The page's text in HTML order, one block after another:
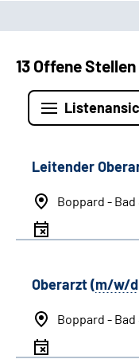
13 Offene Stellen
Leitender
Boppard - Bad
Oberarzt (m/w/d
Boppard - Bad